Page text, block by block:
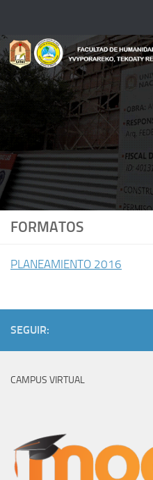
FORMATOS
PLANEAMIENTO 2016
SEGUIR:
CAMPUS VIRTUAL